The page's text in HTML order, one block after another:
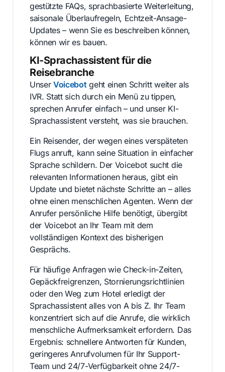
gestützte FAQs, sprachbasierte Weiterleitung,
saisonale Überlaufregeln, Echtzeit-Ansage-
Updates – wenn Sie es beschreiben können,
können wir es bauen.
KI-Sprachassistent für die
Reisebranche
UnserVoicebotgeht einen Schritt weiter als
IVR. Statt sich durch ein Menü zu tippen,
sprechen Anrufer einfach – und unser KI-
Sprachassistent versteht, was sie brauchen.
Ein Reisender, der wegen eines verspäteten
Flugs anruft, kann seine Situation in einfacher
Sprache schildern. Der Voicebot sucht die
relevanten Informationen heraus, gibt ein
Update und bietet nächste Schritte an – alles
ohne einen menschlichen Agenten. Wenn der
Anrufer persönliche Hilfe benötigt, übergibt
der Voicebot an Ihr Team mit dem
vollständigen Kontext des bisherigen
Gesprächs.
Für häufige Anfragen wie Check-in-Zeiten,
Gepäckfreigrenzen, Stornierungsrichtlinien
oder den Weg zum Hotel erledigt der
Sprachassistent alles von A bis Z. Ihr Team
konzentriert sich auf die Anrufe, die wirklich
menschliche Aufmerksamkeit erfordern. Das
Ergebnis: schnellere Antworten für Kunden,
geringeres Anrufvolumen für Ihr Support-
Team und 24/7-Verfügbarkeit ohne 24/7-